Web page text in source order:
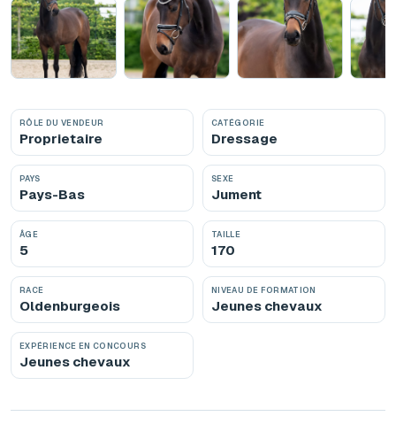
RÔLE DU VENDEUR
Proprietaire
CATÉGORIE
Dressage
PAYS
Pays-Bas
SEXE
Jument
ÂGE
5
TAILLE
170
RACE
Oldenburgeois
NIVEAU DE FORMATION
Jeunes chevaux
EXPÉRIENCE EN CONCOURS
Jeunes chevaux